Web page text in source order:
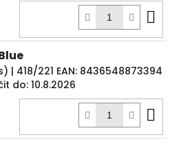
) | 418/221 EAN: 8436548873394
do:10.8.2026